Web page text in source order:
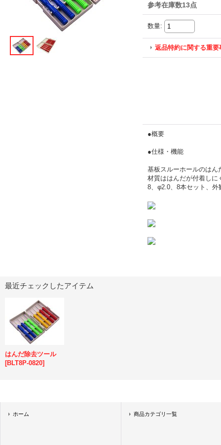
参考在庫数13点
数量:
返品特約に関する重要
●概要
●仕様・機能
基板スルーホールのはん
材質ははんだが付着し
8、φ2.0、8本セット、
最近チェックしたアイテム
はんだ除去ツール
[BLT8P-0820]
ホーム 商品カテゴリ一覧